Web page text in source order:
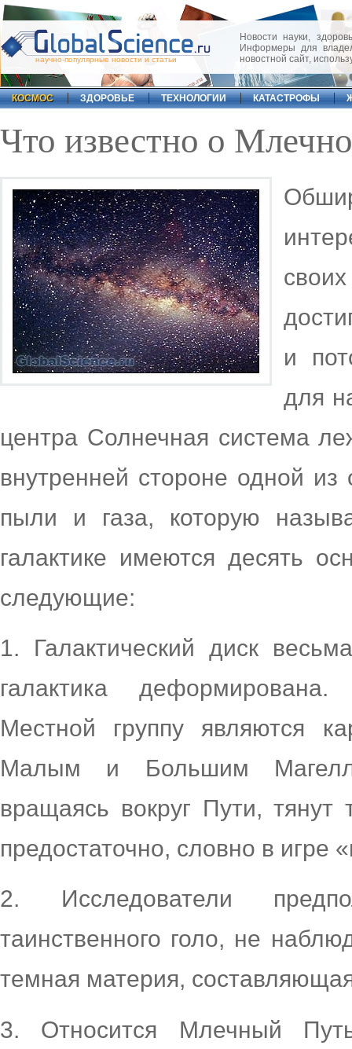
научно-популярные новости и статьи
Новости науки,
Информеры для
новостной сайт,
КОСМОС ЗДОРОВЬЕ ТЕХНОЛОГИИ КАТАСТРОФЫ
Что известно о
и
для
центра Солнечная система
внутренней стороне одной из
пыли и газа, которую
галактике имеются десять
следующие:
1. Галактический диск
галактика
Местной группу являются
Малым и Большим
вращаясь вокруг Пути,
предостаточно, словно в игре
2. Исследователи
таинственного голо, не
темная материя,
3. Относится Млечный